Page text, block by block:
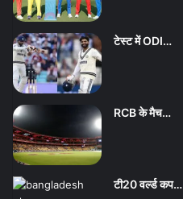
टेस्ट में ODI…
RCB के मैच…
टी20 वर्ल्ड कप…